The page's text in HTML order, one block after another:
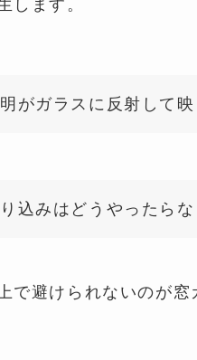
します。
がガラスに反射して
込みはどうやったらな
で避けられないのが窓